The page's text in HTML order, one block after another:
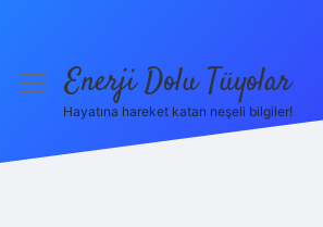
menüyüEnerji Dolu Tüyolar
Hayatına hareket katan neşeli bilgiler!